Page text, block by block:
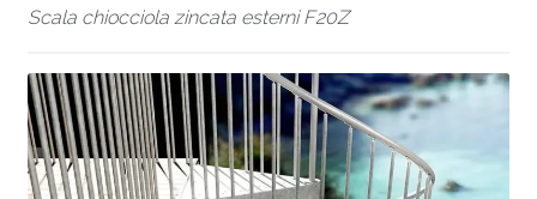
Scala chiocciola zincata esterni F20Z